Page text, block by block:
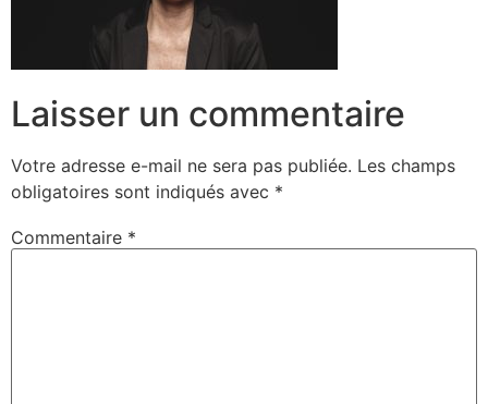
Laisser un commentaire
Votre adresse e-mail ne sera pas publiée. Les champs
obligatoires sont indiqués avec *
Commentaire *